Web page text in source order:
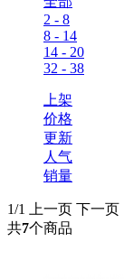
2 - 8
8 - 14
14 - 20
32 - 38
上架
价格
更新
人气
销量
1/1 上一页
下一页
共7个商品